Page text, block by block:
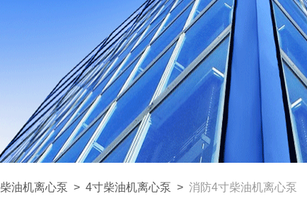
柴油机离心泵 > 4寸柴油机离心泵 > 消防4寸柴油机离心泵